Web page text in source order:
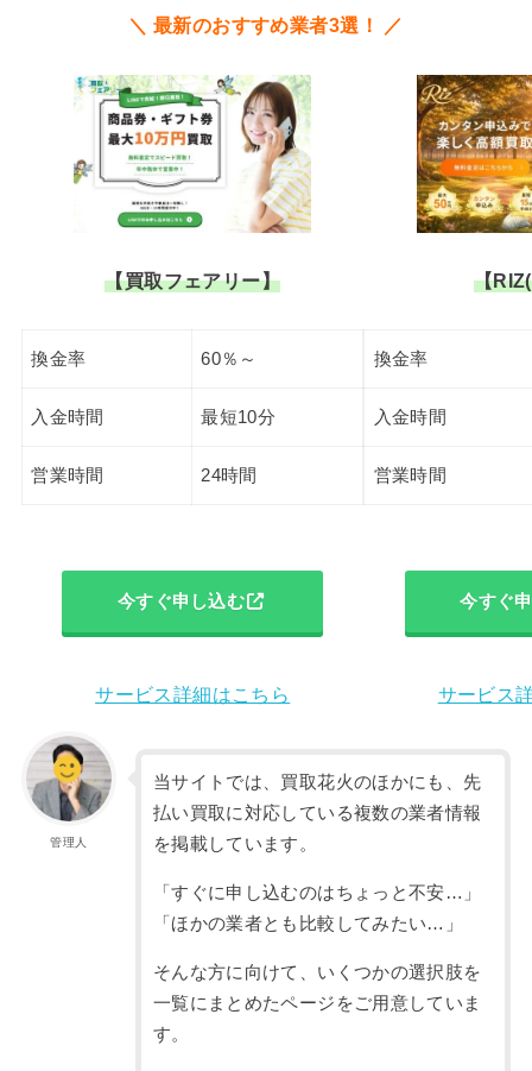
＼ 最新のおすすめ業者3選！ ／
【買取フェアリー】
換金率 60％～
入金時間 最短10分
営業時間 24時間
今すぐ申し込む
サービス詳細はこちら
【
換金率
入金時間
営業時間
今すぐ
サービス
管理人
当サイトでは、買取花火のほかにも、先
払い買取に対応している複数の業者情報
を掲載しています。
「すぐに申し込むのはちょっと不安…」
「ほかの業者とも比較してみたい…」
そんな方に向けて、いくつかの選択肢を
一覧にまとめたページをご用意していま
す。